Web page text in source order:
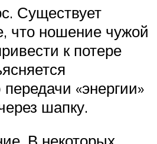
Существует
что ношение чужой
к потере
«энергии»
шапку.